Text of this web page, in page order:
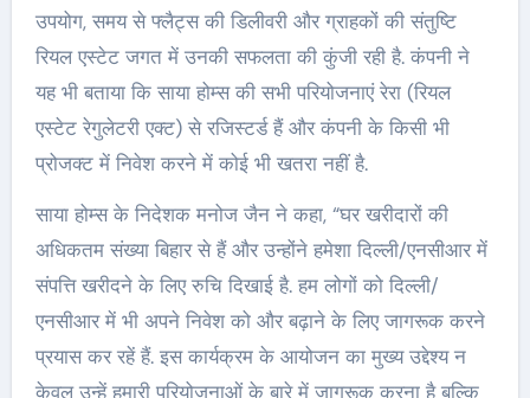
उपयोग, समय से फ्लैट्स की डिलीवरी और ग्राहकों की संतुष्टि
रियल एस्टेट जगत में उनकी सफलता की कुंजी रही है. कंपनी ने
यह भी बताया कि साया होम्स की सभी परियोजनाएं रेरा (रियल
एस्टेट रेगुलेटरी एक्ट) से रजिस्टर्ड हैं और कंपनी के किसी भी
प्रोजक्ट में निवेश करने में कोई भी खतरा नहीं है.
साया होम्स के निदेशक मनोज जैन ने कहा, “घर खरीदारों की
अधिकतम संख्या बिहार से हैं और उन्होंने हमेशा दिल्ली/एनसीआर में
संपत्ति खरीदने के लिए रुचि दिखाई है. हम लोगों को दिल्ली/
एनसीआर में भी अपने निवेश को और बढ़ाने के लिए जागरूक करने
प्रयास कर रहें हैं. इस कार्यक्रम के आयोजन का मुख्य उद्देश्य न
केवल उन्हें हमारी परियोजनाओं के बारे में जागरूक करना है बल्कि